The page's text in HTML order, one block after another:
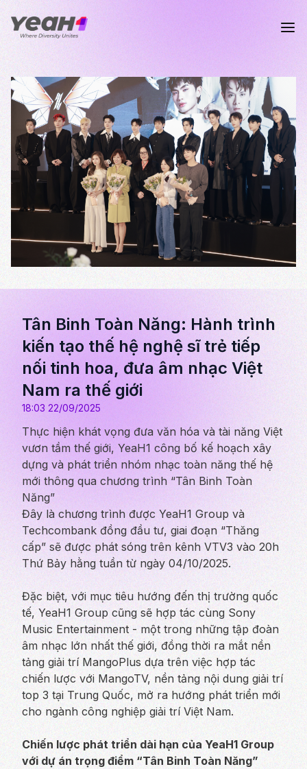
Tân Binh Toàn Năng: Hành trình
kiến tạo thế hệ nghệ sĩ trẻ tiếp
nối tinh hoa, đưa âm nhạc Việt
Nam ra thế giới
18:03 22/09/2025
Thực hiện khát vọng đưa văn hóa và tài năng Việt
vươn tầm thế giới, YeaH1 công bố kế hoạch xây
dựng và phát triển nhóm nhạc toàn năng thế hệ
mới thông qua chương trình “Tân Binh Toàn
Năng”
Đây là chương trình được YeaH1 Group và
Techcombank đồng đầu tư, giai đoạn “Thăng
cấp” sẽ được phát sóng trên kênh VTV3 vào 20h
Thứ Bảy hằng tuần từ ngày 04/10/2025.
Đặc biệt, với mục tiêu hướng đến thị trường quốc
tế, YeaH1 Group cũng sẽ hợp tác cùng Sony
Music Entertainment - một trong những tập đoàn
âm nhạc lớn nhất thế giới, đồng thời ra mắt nền
tảng giải trí MangoPlus dựa trên việc hợp tác
chiến lược với MangoTV, nền tảng nội dung giải trí
top 3 tại Trung Quốc, mở ra hướng phát triển mới
cho ngành công nghiệp giải trí Việt Nam.
Chiến lược phát triển dài hạn của YeaH1 Group
với dự án trọng điểm “Tân Binh Toàn Năng”